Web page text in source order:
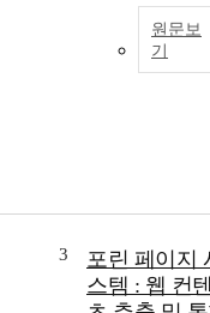
원문보
기
3
포린 페이지
스템 : 웹 컨